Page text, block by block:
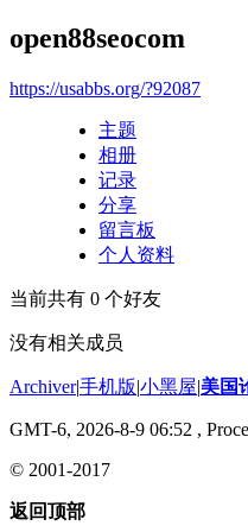
open88seocom
https://usabbs.org/?92087
主题
相册
记录
分享
留言板
个人资料
当前共有 0 个好友
没有相关成员
Archiver|手机版|小黑屋|美国
GMT-6, 2026-8-9 06:52 ,
© 2001-2017
返回顶部